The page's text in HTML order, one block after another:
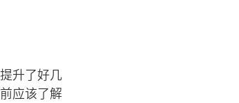
升了好几
应该了解